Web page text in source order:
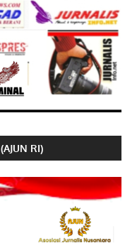
RI)